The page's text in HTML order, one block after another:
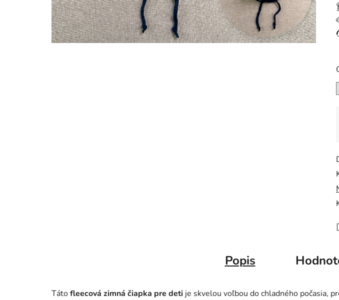
Popis
Tátofleecová zimná čiapka pre deti je skvelou voľbou do chladného počasia,